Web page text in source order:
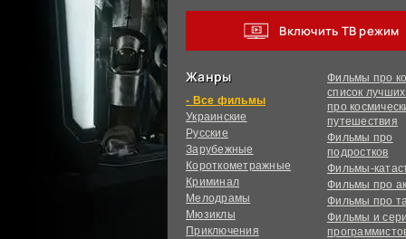
Включить ТВ режим
Жанры
фильмы
Украинcкие
Русские
Зарубежные
Короткометражные
Криминал
Мелодрамы
Мюзиклы
Приключения
Фильмы про
список
про
путешествия
Фильмы про
подростков
Фильмы-
Фильмы про
Фильмы про
Фильмы и